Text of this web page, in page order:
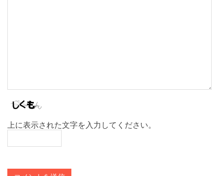
上に表示された文字を入力してください。